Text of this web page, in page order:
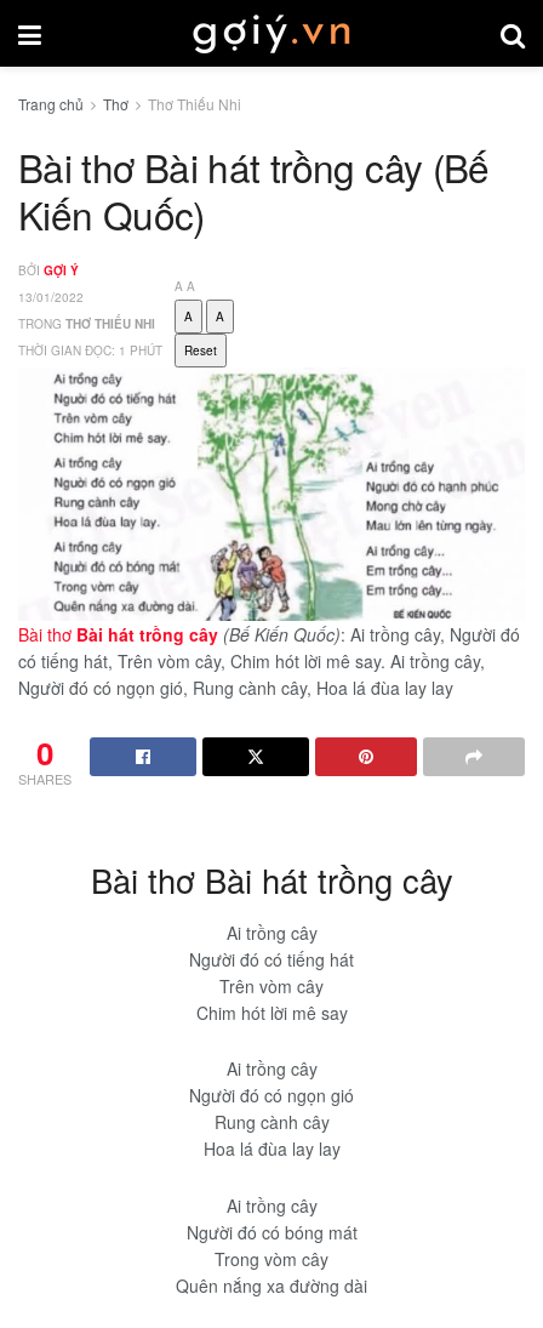
Trang chủ Thơ Thơ Thiếu Nhi
Bài thơ Bài hát trồng cây (Bế
Kiến Quốc)
BỞI GỢI Ý
13/01/2022
TRONG THƠ THIẾU NHI
THỜI GIAN ĐỌC: 1 PHÚT
A A
A
A
Reset
Bài thơ Bài hát trồng cây (Bế Kiến Quốc): Ai trồng cây, Người đó
có tiếng hát, Trên vòm cây, Chim hót lời mê say. Ai trồng cây,
Người đó có ngọn gió, Rung cành cây, Hoa lá đùa lay lay
0
SHARES
Bài thơ Bài hát trồng cây
Ai trồng cây
Người đó có tiếng hát
Trên vòm cây
Chim hót lời mê say
Ai trồng cây
Người đó có ngọn gió
Rung cành cây
Hoa lá đùa lay lay
Ai trồng cây
Người đó có bóng mát
Trong vòm cây
Quên nắng xa đường dài